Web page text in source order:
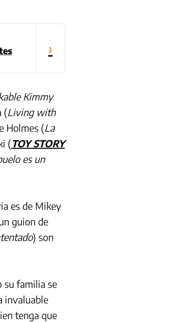
›
Kimmy
(Living with
Holmes (La
(TOY STORY
es un
es de Mikey
guion de
) son
su familia se
invaluable
tenga que